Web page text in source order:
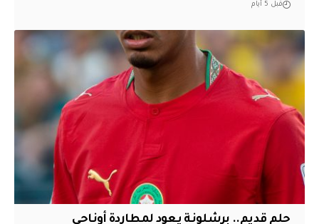
قبل 5 أيام
حلم قديم.. برشلونة يعود لمطاردة أوناحي